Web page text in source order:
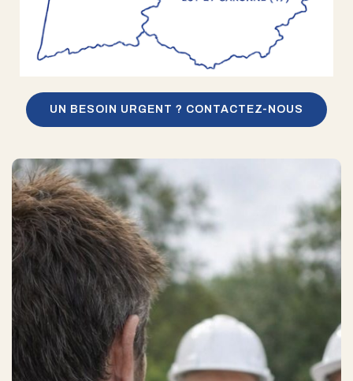
UN BESOIN URGENT ? CONTACTEZ-NOUS